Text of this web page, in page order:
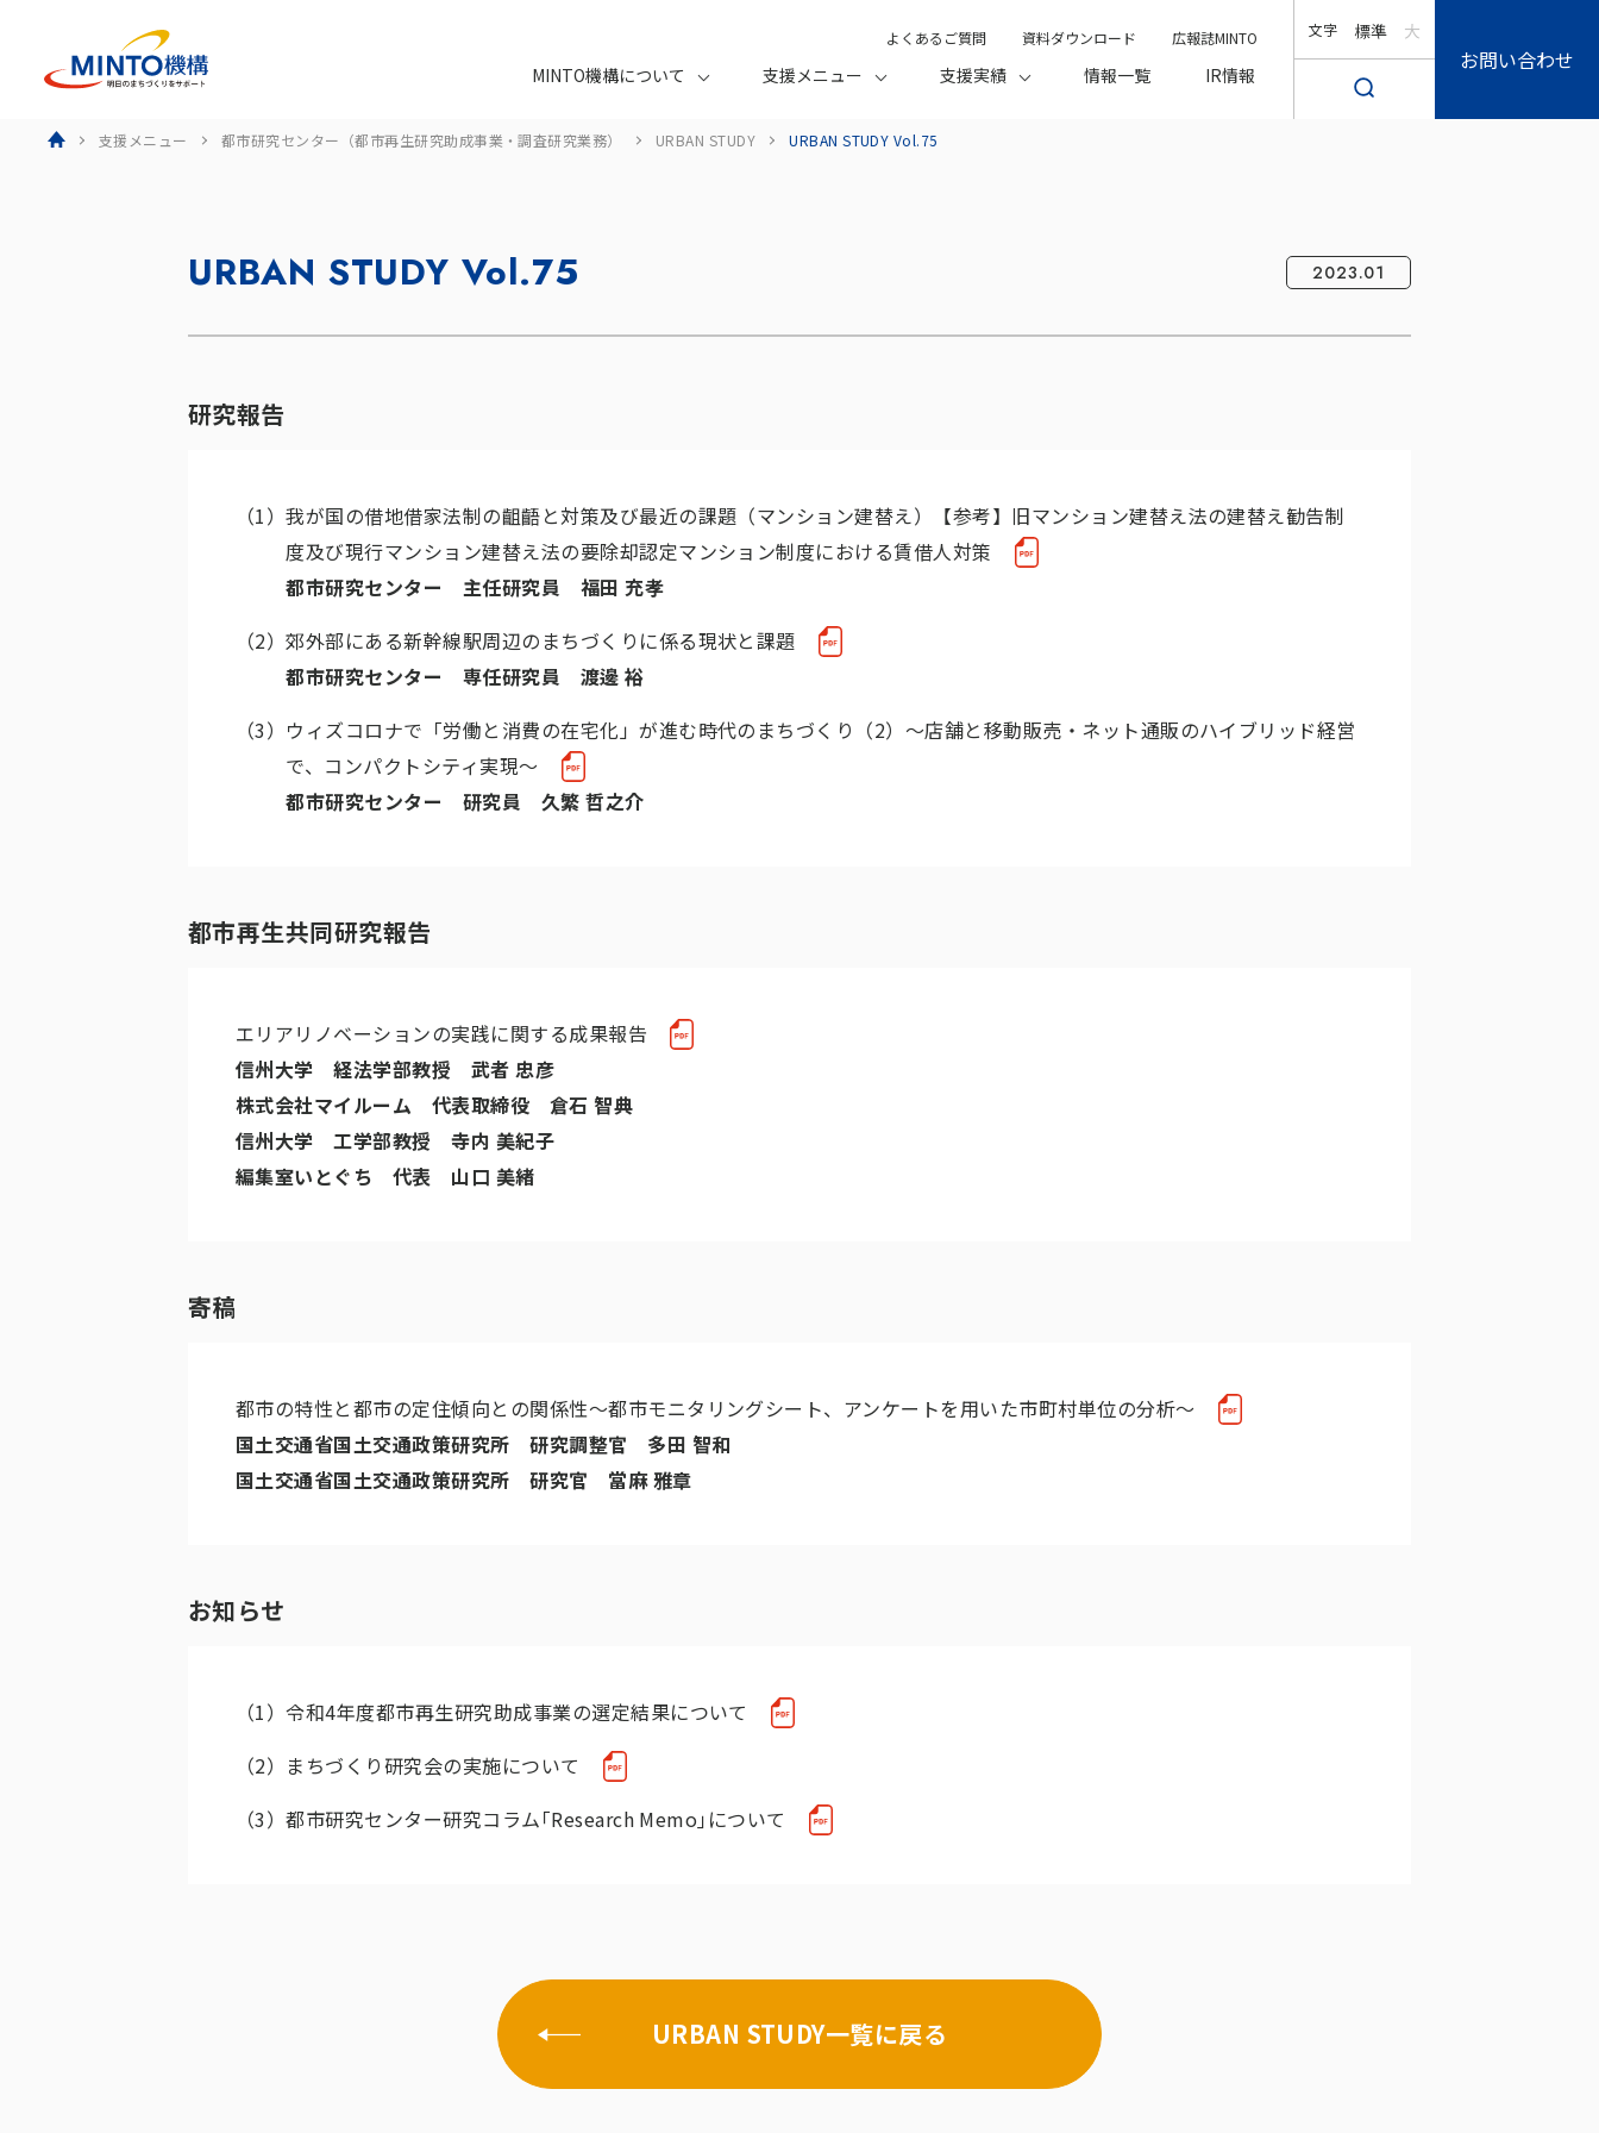
よくあるご質問 資料ダウンロード 広報誌MINTO
MINTO機構について 支援メニュー 支援実績 情報一覧 IR情報
文字 標準 大
お問い合わせ
ホーム支援メニュー 都市研究センター（都市再生研究助成事業・調査研究業務） URBAN STUDY URBAN STUDY Vol.75
URBAN STUDY Vol.75 2023.01
研究報告
（1）我が国の借地借家法制の齟齬と対策及び最近の課題（マンション建替え）【参考】旧マンション建替え法の建替え勧告制
度及び現行マンション建替え法の要除却認定マンション制度における賃借人対策
都市研究センター 主任研究員 福田 充孝
（2）郊外部にある新幹線駅周辺のまちづくりに係る現状と課題
都市研究センター 専任研究員 渡邊 裕
（3） ウィズコロナで「労働と消費の在宅化」が進む時代のまちづくり（2）～店舗と移動販売・ネット通販のハイブリッド経営
で、コンパクトシティ実現～
都市研究センター 研究員 久繁 哲之介
都市再生共同研究報告
エリアリノベーションの実践に関する成果報告
信州大学 経法学部教授 武者 忠彦
株式会社マイルーム 代表取締役 倉石 智典
信州大学 工学部教授 寺内 美紀子
編集室いとぐち 代表 山口 美緒
寄稿
都市の特性と都市の定住傾向との関係性～都市モニタリングシート、アンケートを用いた市町村単位の分析～
国土交通省国土交通政策研究所 研究調整官 多田 智和
国土交通省国土交通政策研究所 研究官 當麻 雅章
お知らせ
（1）令和4年度都市再生研究助成事業の選定結果について
（2） まちづくり研究会の実施について
（3）都市研究センター研究コラム｢Research Memo｣について
URBAN STUDY一覧に戻る